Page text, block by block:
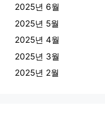
2025년 6월
2025년 5월
2025년 4월
2025년 3월
2025년 2월